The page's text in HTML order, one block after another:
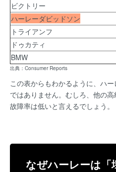
ビクトリー
ハーレーダビッドソン
トライアンフ
ドゥカティ
BMW
出典： Consumer Reports
この表からもわかるように、ハ
ではありません。むしろ、他の高
故障率は低いと言えるでしょう。
なぜハーレーは「